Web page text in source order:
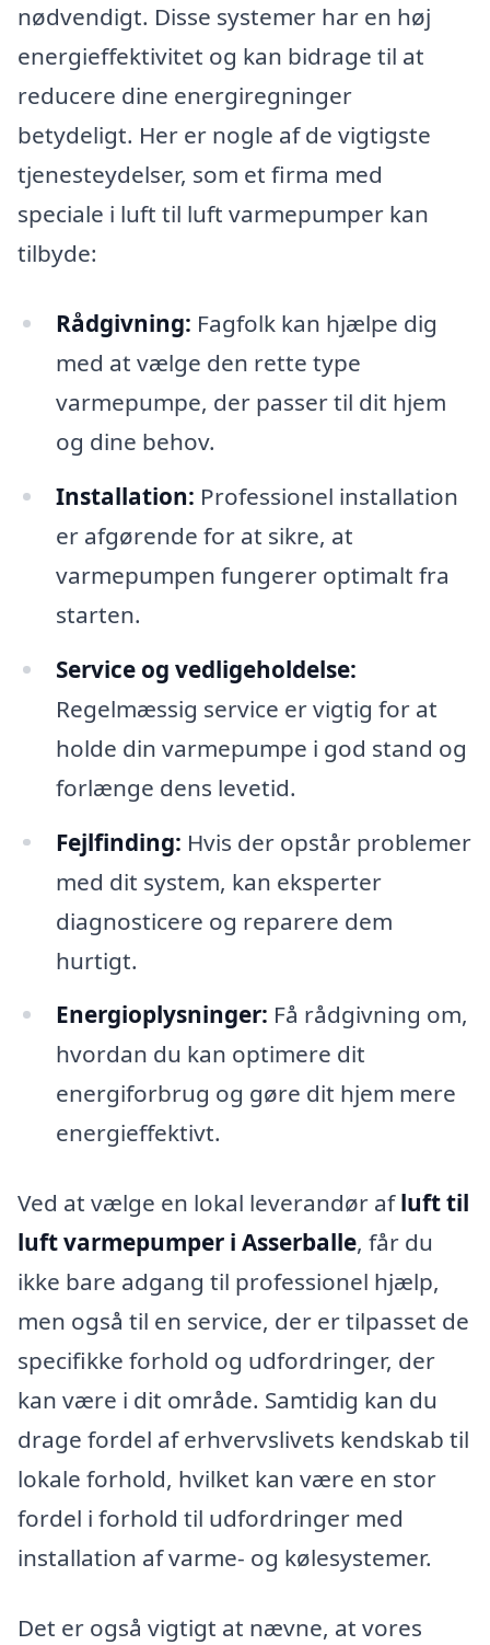
nødvendigt. Disse systemer har en høj
energieffektivitet og kan bidrage til at
reducere dine energiregninger
betydeligt. Her er nogle af de vigtigste
tjenesteydelser, som et firma med
speciale i luft til luft varmepumper kan
tilbyde:
Rådgivning: Fagfolk kan hjælpe dig
med at vælge den rette type
varmepumpe, der passer til dit hjem
og dine behov.
Installation: Professionel installation
er afgørende for at sikre, at
varmepumpen fungerer optimalt fra
starten.
Service og vedligeholdelse:
Regelmæssig service er vigtig for at
holde din varmepumpe i god stand og
forlænge dens levetid.
Fejlfinding: Hvis der opstår problemer
med dit system, kan eksperter
diagnosticere og reparere dem
hurtigt.
Energioplysninger: Få rådgivning om,
hvordan du kan optimere dit
energiforbrug og gøre dit hjem mere
energieffektivt.
Ved at vælge en lokal leverandør afluft til
luft varmepumper i Asserballe, får du
ikke bare adgang til professionel hjælp,
men også til en service, der er tilpasset de
specifikke forhold og udfordringer, der
kan være i dit område. Samtidig kan du
drage fordel af erhvervslivets kendskab til
lokale forhold, hvilket kan være en stor
fordel i forhold til udfordringer med
installation af varme- og kølesystemer.
Det er også vigtigt at nævne, at vores